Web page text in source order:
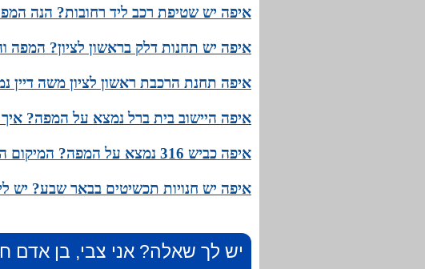
איפה יש שטיפת רכב ליד רחובות? הנה
איפה יש תחנות דלק בראשון לציון? המפה
איפה תחנת הרכבת ראשון לציון משה
איפה היישוב בית ברל נמצא על המפה?
איפה כביש 316 נמצא על המפה? המיקום המדויק של כביש 316!
איפה יש חנויות תכשיטים בבאר שבע? יש
יש לך שאלה? אני צבי, בן אדם